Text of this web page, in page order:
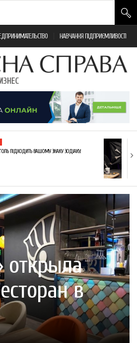
НАВЧАННЯ ПІДПРИЄМЛИВОСТІ
ПІДХОДИТЬ ВАШОМУ ЗНАКУ ЗОДІАКУ:
открыла
в